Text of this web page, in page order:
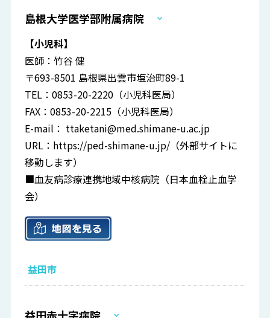
島根大学医学部附属病院
【小児科】
医師：竹谷 健
〒693-8501 島根県出雲市塩治町89-1
TEL：0853-20-2220（小児科医局）
FAX：0853-20-2215（小児科医局）
E-mail： ttaketani@med.shimane-u.ac.jp
URL： https://ped-shimane-u.jp/ （外部サイトに
移動します）
■血友病診療連携地域中核病院（日本血栓止血学
会）
益田市